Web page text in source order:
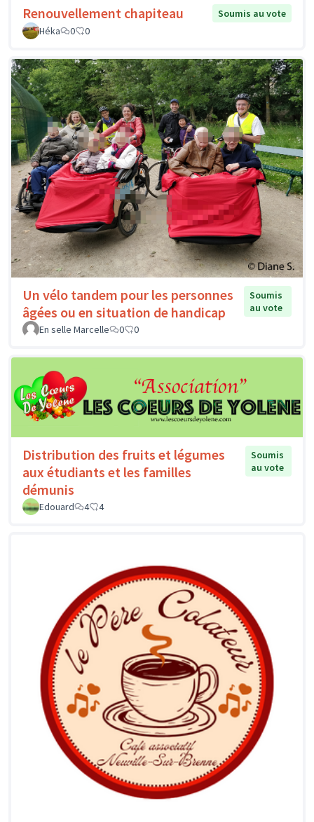
Renouvellement chapiteau
Soumis au vote
Héka
0 0
Un vélo tandem pour les personnes
âgées ou en situation de handicap
Soumis
au vote
En selle Marcelle
0 0
Distribution des fruits et légumes
aux étudiants et les familles
démunis
Soumis
au vote
Edouard 4 4